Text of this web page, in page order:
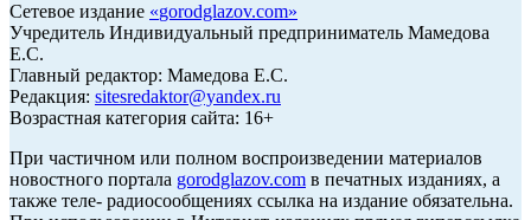
Сетевое издание «gorodglazov.com»
Учредитель Индивидуальный предприниматель Мамедова
Е.С.
Главный редактор: Мамедова Е.С.
Редакция: sitesredaktor@yandex.ru
Возрастная категория сайта: 16+
При частичном или полном воспроизведении материалов
новостного портала gorodglazov.com в печатных изданиях, а
также теле- радиосообщениях ссылка на издание обязательна.